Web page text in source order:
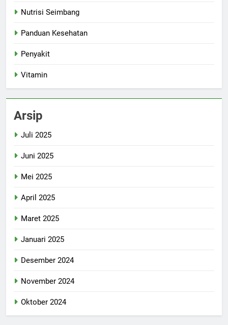
Nutrisi Seimbang
Panduan Kesehatan
Penyakit
Vitamin
Arsip
Juli 2025
Juni 2025
Mei 2025
April 2025
Maret 2025
Januari 2025
Desember 2024
November 2024
Oktober 2024